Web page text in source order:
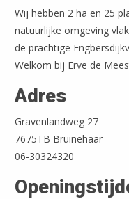
Wij hebben 2 ha en 25
natuurlijke omgeving
de prachtige
Welkom bij Erve de
Adres
Gravenlandweg 27
7675TB Bruinehaar
06-30324320